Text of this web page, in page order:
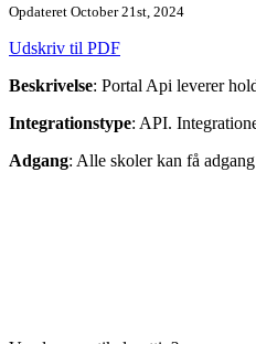
Opdateret October 21st, 2024
Udskriv til PDF
Beskrivelse: Portal Api leverer
Integrationstype: API.
Adgang: Alle skoler kan få